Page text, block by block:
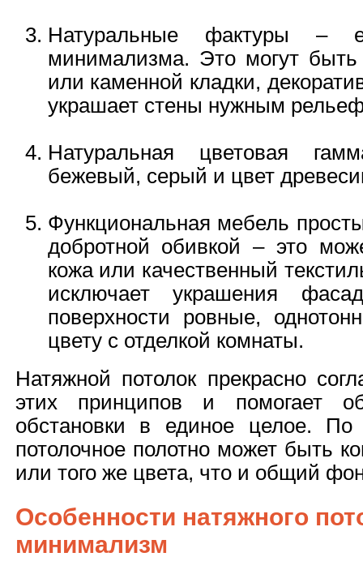
Натуральные фактуры –
минимализма. Это могут
или каменной кладки,
украшает стены нужным
Натуральная цветовая
бежевый, серый и цвет
Функциональная мебель
добротной обивкой – это
кожа или качественный
исключает украшения
поверхности ровные,
цвету с отделкой комнаты.
Натяжной потолок прекрасно
этих принципов и помогает
обстановки в единое целое. По
потолочное полотно может быть
или того же цвета, что и общий
Особенности натяжного
минимализм